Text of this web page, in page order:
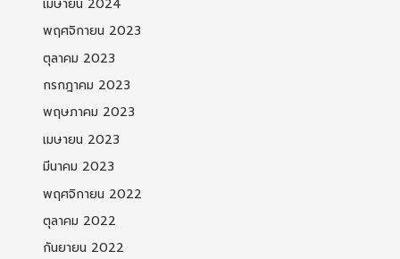
เมษายน 2024
พฤศจิกายน 2023
ตุลาคม 2023
กรกฎาคม 2023
พฤษภาคม 2023
เมษายน 2023
มีนาคม 2023
พฤศจิกายน 2022
ตุลาคม 2022
กันยายน 2022